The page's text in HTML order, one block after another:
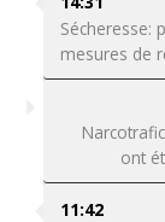
Sécheresse:
mesures de
ont
11:42